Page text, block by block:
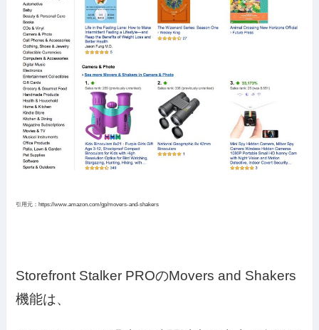
引用元：https://www.amazon.com/gp/movers-and-shakers
Storefront Stalker PROのMovers and Shakers
機能は、